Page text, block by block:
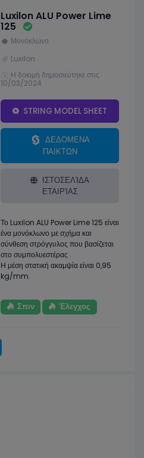
Luxilon ALU Power Lime
125
Μονόκλωνο
Luxilon
Η δοκιμή δημοσιεύτηκε στις
10/03/2024
STRING MODEL SHEET
ΔΕΔΟΜΕΝΑ
ΠΑΙΚΤΩΝ
ΙΣΤΟΣΕΛΊΔΑ
ΕΤΑΙΡΊΑΣ
Το Luxilon ALU Power Lime 125 είναι
ένα μονόκλωνο με σχήμα και
σύνθεση στρόγγυλος που βασίζεται
στο συμπολυεστέρας .
Η μέση στατική ακαμψία είναι 0,95
kg/mm.
Σπιν Έλεγχος